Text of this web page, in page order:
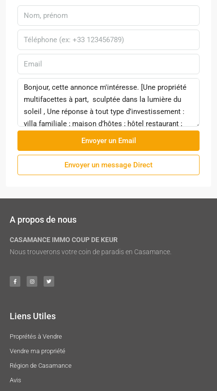
Envoyer un Email
Envoyer un message Direct
A propos de nous
CASAMANCE IMMO COUP DE KEUR
Nous trouverons votre coin de paradis en Casamance.
Liens Utiles
Proprétés à Vendre
Vendre ma propriété
Région de Casamance
Avis